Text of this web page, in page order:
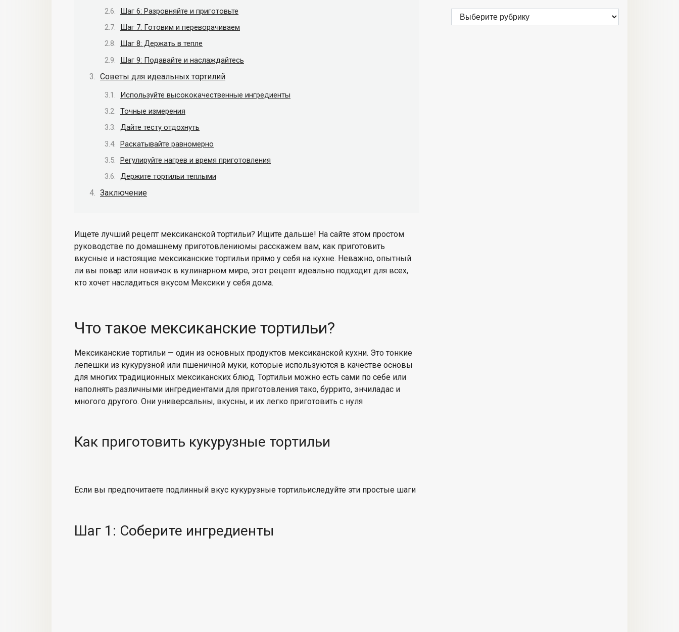
Шаг 6: Разровняйте и приготовьте
Шаг 7: Готовим и переворачиваем
Шаг 8: Держать в тепле
Шаг 9: Подавайте и наслаждайтесь
Советы для идеальных тортилий
Используйте высококачественные ингредиенты
Точные измерения
Дайте тесту отдохнуть
Раскатывайте равномерно
Регулируйте нагрев и время приготовления
Держите тортильи теплыми
Заключение
Ищете лучший рецепт мексиканской тортильи? Ищите дальше! На сайте этом простом
руководстве по домашнему приготовлениюмы расскажем вам, как приготовить
вкусные и настоящие мексиканские тортильи прямо у себя на кухне. Неважно, опытный
ли вы повар или новичок в кулинарном мире, этот рецепт идеально подходит для всех,
кто хочет насладиться вкусом Мексики у себя дома.
Что такое мексиканские тортильи?
Мексиканские тортильи — один из основных продуктов мексиканской кухни. Это тонкие
лепешки из кукурузной или пшеничной муки, которые используются в качестве основы
для многих традиционных мексиканских блюд. Тортильи можно есть сами по себе или
наполнять различными ингредиентами для приготовления тако, буррито, энчиладас и
многого другого. Они универсальны, вкусны, и их легко приготовить с нуля
Как приготовить кукурузные тортильи
Если вы предпочитаете подлинный вкус кукурузные тортильиследуйте эти простые шаги
Шаг 1: Соберите ингредиенты
Рубрики